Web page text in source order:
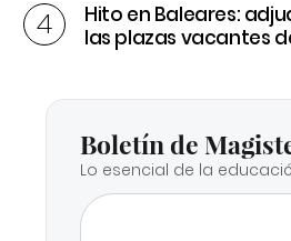
Hito en Baleares:
las plazas vacantes
Boletín de
Lo esencial de la